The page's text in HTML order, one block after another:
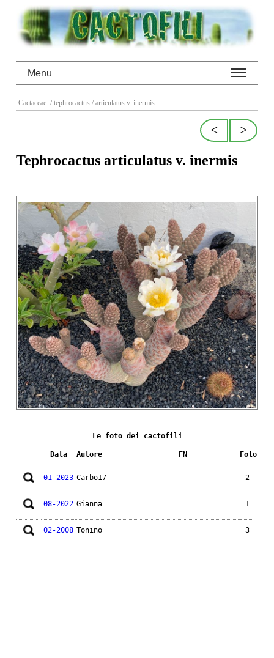
Menu
Cactaceae / tephrocactus / articulatus v. inermis
>
<
Tephrocactus articulatus v. inermis
Le foto dei cactofili
Data Autore FN Foto
01-2023 Carbo17 2
08-2022 Gianna 1
02-2008 Tonino 3